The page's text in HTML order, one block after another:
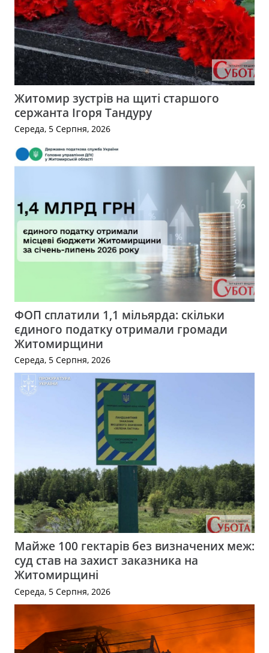
Житомир зустрів на щиті старшого
сержанта Ігоря Тандуру
Середа, 5 Серпня, 2026
ФОП сплатили 1,1 мільярда: скільки
єдиного податку отримали громади
Житомирщини
Середа, 5 Серпня, 2026
Майже 100 гектарів без визначених меж:
суд став на захист заказника на
Житомирщині
Середа, 5 Серпня, 2026